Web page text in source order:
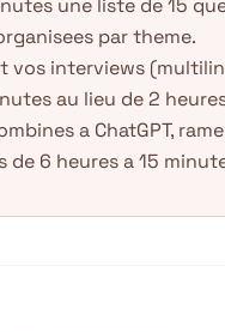
une liste de 15
par theme.
interviews
au lieu de 2
a ChatGPT,
6 heures a 15